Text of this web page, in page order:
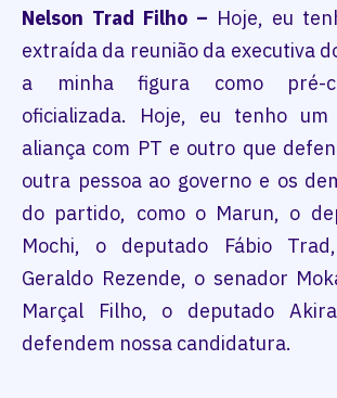
Nelson Trad Filho – Hoje, eu
extraída da reunião da executiva
a minha figura como pré-
oficializada. Hoje, eu tenho
aliança com PT e outro que
outra pessoa ao governo e os
do partido, como o Marun, o
Mochi, o deputado Fábio
Geraldo Rezende, o senador
Marçal Filho, o deputado
defendem nossa candidatura.